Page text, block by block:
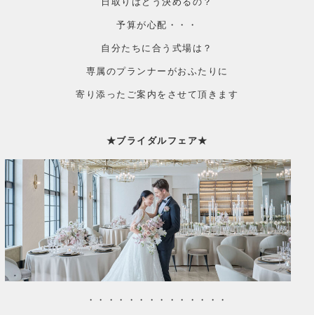
予算が心配・・・
自分たちに合う式場は？
専属のプランナーがおふたりに
寄り添ったご案内をさせて頂きます
★ブライダルフェア★
・・・・・・・・・・・・・・